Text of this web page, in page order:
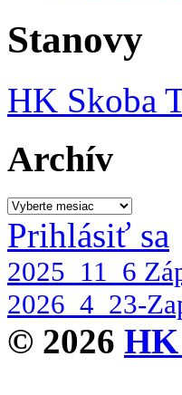
Stanovy
HK Skoba
Archív
Archív
Prihlásiť sa
2025_11_6
2026_4_23-
© 2026 HK